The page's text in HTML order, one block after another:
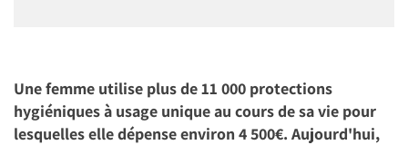
Une femme utilise plus de 11 000 protections
hygiéniques à usage unique au cours de sa vie pour
lesquelles elle dépense environ 4 500€. Aujourd'hui,